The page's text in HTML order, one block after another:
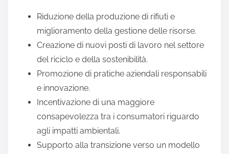
Riduzione della produzione di rifiuti e
miglioramento della gestione delle risorse.
Creazione di nuovi posti di lavoro nel settore
del riciclo e della sostenibilità.
Promozione di pratiche aziendali responsabili
e innovazione.
Incentivazione di una maggiore
consapevolezza tra i consumatori riguardo
agli impatti ambientali.
Supporto alla transizione verso un modello